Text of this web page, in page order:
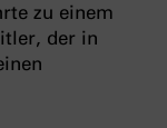
zu einem
der in